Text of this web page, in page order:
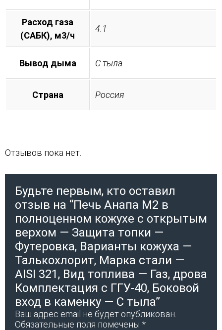
Расход газа
(САБК), м3/ч
4.1
Вывод дыма С тыла
Страна Россия
Отзывов пока нет.
Будьте первым, кто оставил
отзыв на “Печь Анапа М2 в
полноценном кожухе с открытым
верхом — Защита топки —
Футеровка, Варианты кожуха —
Талькохлорит, Марка стали —
AISI 321, Вид топлива — Газ, дрова
Комплектация с ГГУ-40, Боковой
вход в каменку — С тыла”
Ваш адрес email не будет опубликован.
Обязательные поля помечены *